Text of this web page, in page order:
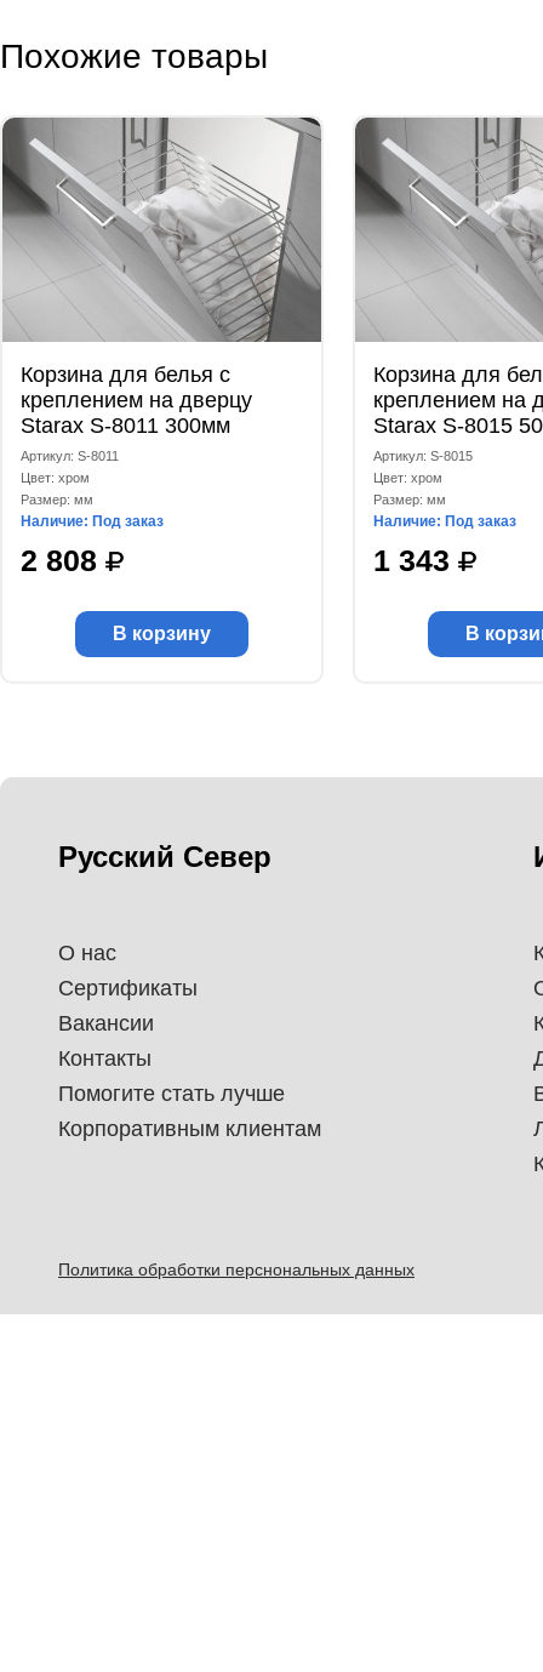
Похожие товары
Корзина для белья с
креплением на дверцу
Starax S-8011 300мм
Артикул: S-8011
Цвет: хром
Размер: мм
Наличие: Под заказ
2 808
В корзину
Корзина для
креплением на
Starax S-8015
Артикул: S-8015
Цвет: хром
Размер: мм
Наличие: Под заказ
1 343
В
Русский Север
О нас
Сертификаты
Вакансии
Контакты
Помогите стать лучше
Корпоративным клиентам
Политика обработки перснональных данных